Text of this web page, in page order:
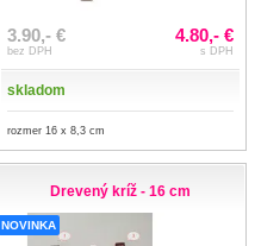
3.90,- €
bez DPH
4.80,- €
s DPH
skladom
rozmer 16 x 8,3 cm
Drevený kríž - 16 cm
NOVINKA